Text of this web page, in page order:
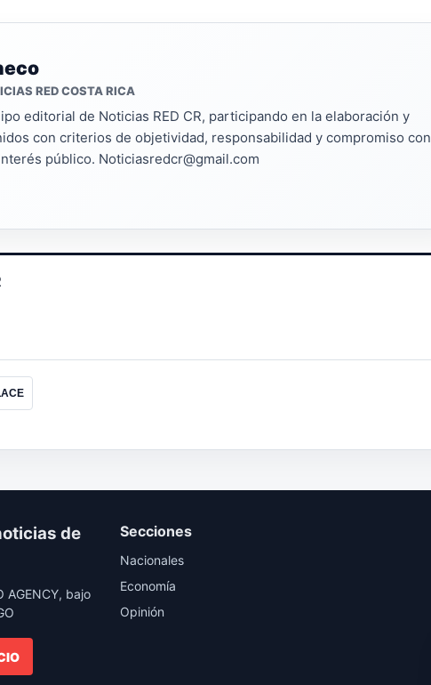
RED COSTA RICA
editorial de Noticias RED CR, participando en la elaboración y
con criterios de objetividad, responsabilidad y compromiso con
público. Noticiasredcr@gmail.com
de
AGENCY, bajo
Secciones
Nacionales
Economía
Opinión